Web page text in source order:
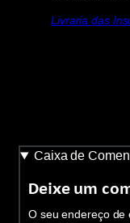
Livraria das
Caixa de
Deixe um
O seu endereço de